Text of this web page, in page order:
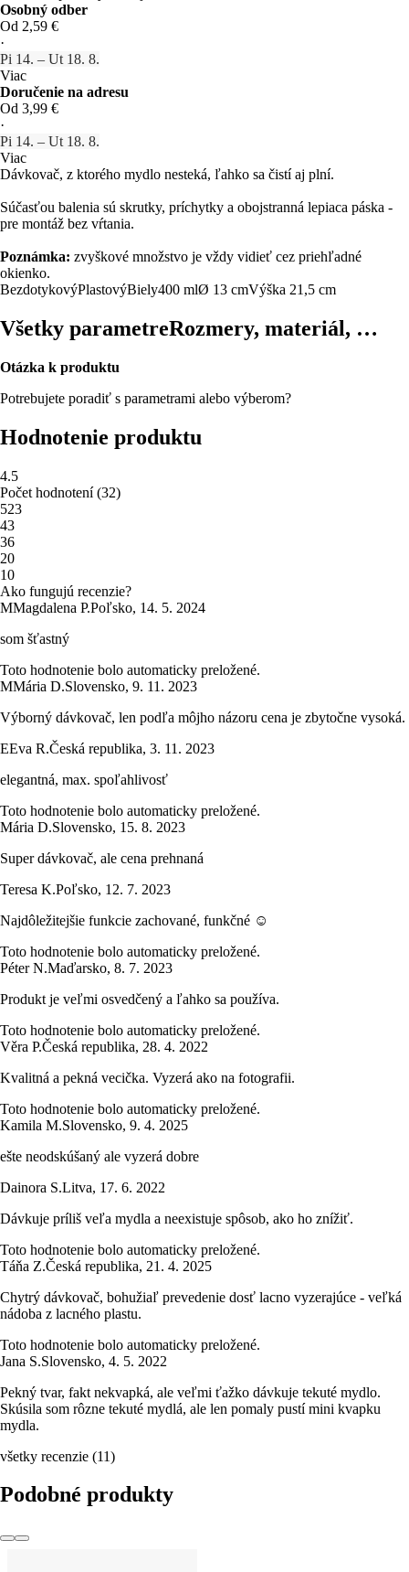
Osobný odber
Od 2,59 €
·
Pi 14. – Ut 18. 8.
Viac
Doručenie na adresu
Od 3,99 €
·
Pi 14. – Ut 18. 8.
Viac
Dávkovač, z ktorého mydlo nesteká, ľahko sa čistí aj plní.
Súčasťou balenia sú skrutky, príchytky a obojstranná lepiaca páska -
pre montáž bez vŕtania.
Poznámka: zvyškové množstvo je vždy vidieť cez priehľadné
okienko.
BezdotykovýPlastovýBiely400 mlØ 13 cmVýška 21,5 cm
Všetky parametreRozmery, materiál, …
Otázka k produktu
Potrebujete poradiť s parametrami alebo výberom?
Hodnotenie produktu
4.5
Počet hodnotení(32)
523
43
36
20
10
Ako fungujú recenzie?
MMagdalena P.Poľsko, 14. 5. 2024
som šťastný
Toto hodnotenie bolo automaticky preložené.
MMária D.Slovensko, 9. 11. 2023
Výborný dávkovač, len podľa môjho názoru cena je zbytočne vysoká.
EEva R.Česká republika, 3. 11. 2023
elegantná, max. spoľahlivosť
Toto hodnotenie bolo automaticky preložené.
Mária D.Slovensko, 15. 8. 2023
Super dávkovač, ale cena prehnaná
Teresa K.Poľsko, 12. 7. 2023
Najdôležitejšie funkcie zachované, funkčné ☺️
Toto hodnotenie bolo automaticky preložené.
Péter N.Maďarsko, 8. 7. 2023
Produkt je veľmi osvedčený a ľahko sa používa.
Toto hodnotenie bolo automaticky preložené.
Věra P.Česká republika, 28. 4. 2022
Kvalitná a pekná vecička. Vyzerá ako na fotografii.
Toto hodnotenie bolo automaticky preložené.
Kamila M.Slovensko, 9. 4. 2025
ešte neodskúšaný ale vyzerá dobre
Dainora S.Litva, 17. 6. 2022
Dávkuje príliš veľa mydla a neexistuje spôsob, ako ho znížiť.
Toto hodnotenie bolo automaticky preložené.
Táňa Z.Česká republika, 21. 4. 2025
Chytrý dávkovač, bohužiaľ prevedenie dosť lacno vyzerajúce - veľká
nádoba z lacného plastu.
Toto hodnotenie bolo automaticky preložené.
Jana S.Slovensko, 4. 5. 2022
Pekný tvar, fakt nekvapká, ale veľmi ťažko dávkuje tekuté mydlo.
Skúsila som rôzne tekuté mydlá, ale len pomaly pustí mini kvapku
mydla.
všetky recenzie (11)
Podobné produkty